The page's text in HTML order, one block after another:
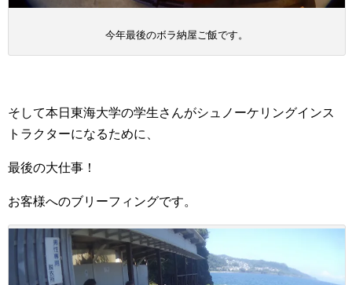
今年最後のボラ納屋ご飯です。
そして本日東海大学の学生さんがシュノーケリングインス
トラクターになるために、
最後の大仕事！
お客様へのブリーフィングです。